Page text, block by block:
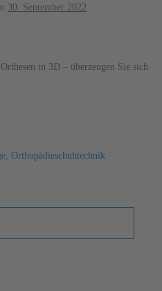
30. September 2022
in 3D – überzeugen Sie sich
, Orthopädieschuhtechnik